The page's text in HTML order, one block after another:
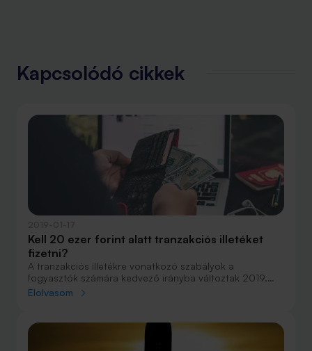
Kapcsolódó cikkek
Kell 20 ezer forint alatt tranzakciós illetéket
fizetni?
A tranzakciós illetékre vonatkozó szabályok a
fogyasztók számára kedvező irányba változtak 2019.
január 1-től – ezt tavaly június óta tudtuk. A változás azt
megfizetnünk a tranzakciós illetéket, illetve a 20 000
forint feletti utalások esetében a törvénymódosítás
Elolvasom